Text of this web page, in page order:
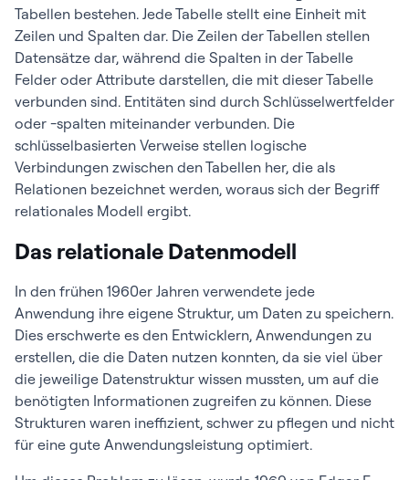
Tabellen bestehen. Jede Tabelle stellt eine Einheit mit
Zeilen und Spalten dar. Die Zeilen der Tabellen stellen
Datensätze dar, während die Spalten in der Tabelle
Felder oder Attribute darstellen, die mit dieser Tabelle
verbunden sind. Entitäten sind durch Schlüsselwertfelder
oder -spalten miteinander verbunden. Die
schlüsselbasierten Verweise stellen logische
Verbindungen zwischen den Tabellen her, die als
Relationen bezeichnet werden, woraus sich der Begriff
relationales Modell ergibt.
Das relationale Datenmodell
In den frühen 1960er Jahren verwendete jede
Anwendung ihre eigene Struktur, um Daten zu speichern.
Dies erschwerte es den Entwicklern, Anwendungen zu
erstellen, die die Daten nutzen konnten, da sie viel über
die jeweilige Datenstruktur wissen mussten, um auf die
benötigten Informationen zugreifen zu können. Diese
Strukturen waren ineffizient, schwer zu pflegen und nicht
für eine gute Anwendungsleistung optimiert.